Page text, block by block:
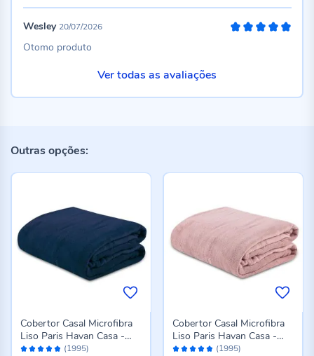
Wesley 20/07/2026
Otomo produto
Ver todas as avaliações
Outras opções:
Avaliação: (1995)
Cobertor Casal Microfibra
Liso Paris Havan Casa -
Azul Profundo
Avaliação: (1995)
Cobertor Casal Microfibra
Liso Paris Havan Casa -
Rose